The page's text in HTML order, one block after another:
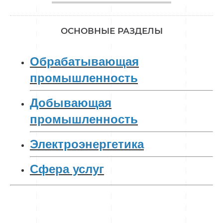
ОСНОВНЫЕ РАЗДЕЛЫ
Обрабатывающая
промышленность
Добывающая
промышленность
Электроэнергетика
Сфера услуг